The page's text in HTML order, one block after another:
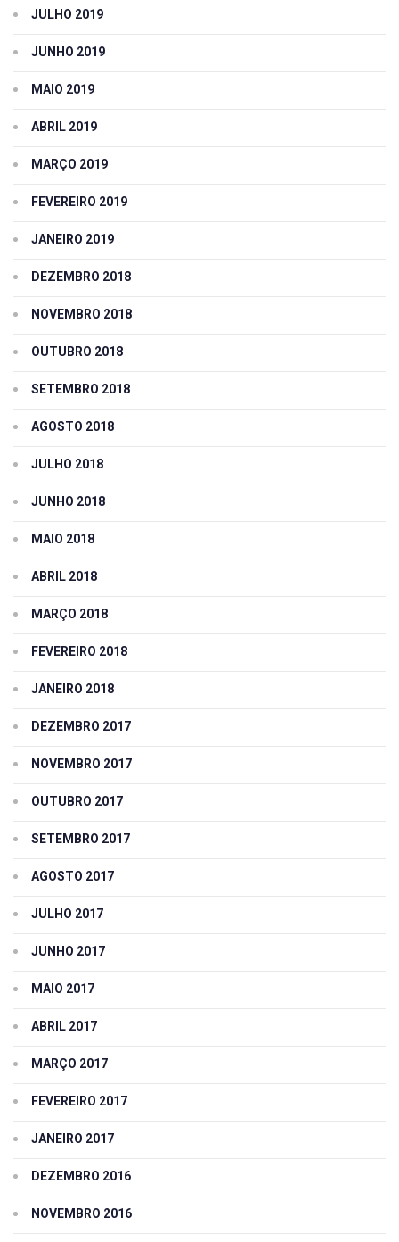
JULHO 2019
JUNHO 2019
MAIO 2019
ABRIL 2019
MARÇO 2019
FEVEREIRO 2019
JANEIRO 2019
DEZEMBRO 2018
NOVEMBRO 2018
OUTUBRO 2018
SETEMBRO 2018
AGOSTO 2018
JULHO 2018
JUNHO 2018
MAIO 2018
ABRIL 2018
MARÇO 2018
FEVEREIRO 2018
JANEIRO 2018
DEZEMBRO 2017
NOVEMBRO 2017
OUTUBRO 2017
SETEMBRO 2017
AGOSTO 2017
JULHO 2017
JUNHO 2017
MAIO 2017
ABRIL 2017
MARÇO 2017
FEVEREIRO 2017
JANEIRO 2017
DEZEMBRO 2016
NOVEMBRO 2016